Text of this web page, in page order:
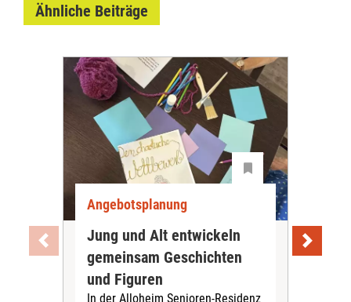
Ähnliche Beiträge
Angebotsplanung
Jung und Alt entwickeln
gemeinsam Geschichten
und Figuren
In der Alloheim Senioren-Residenz